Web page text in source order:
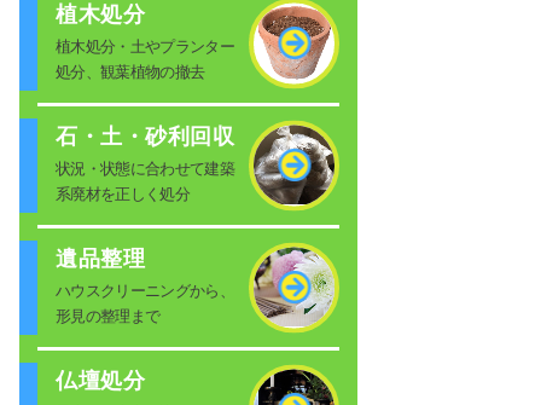
植木処分
植木処分・土やプランター
処分、観葉植物の撤去
石・土・砂利回収
状況・状態に合わせて建築
系廃材を正しく処分
遺品整理
ハウスクリーニングから、
形見の整理まで
仏壇処分